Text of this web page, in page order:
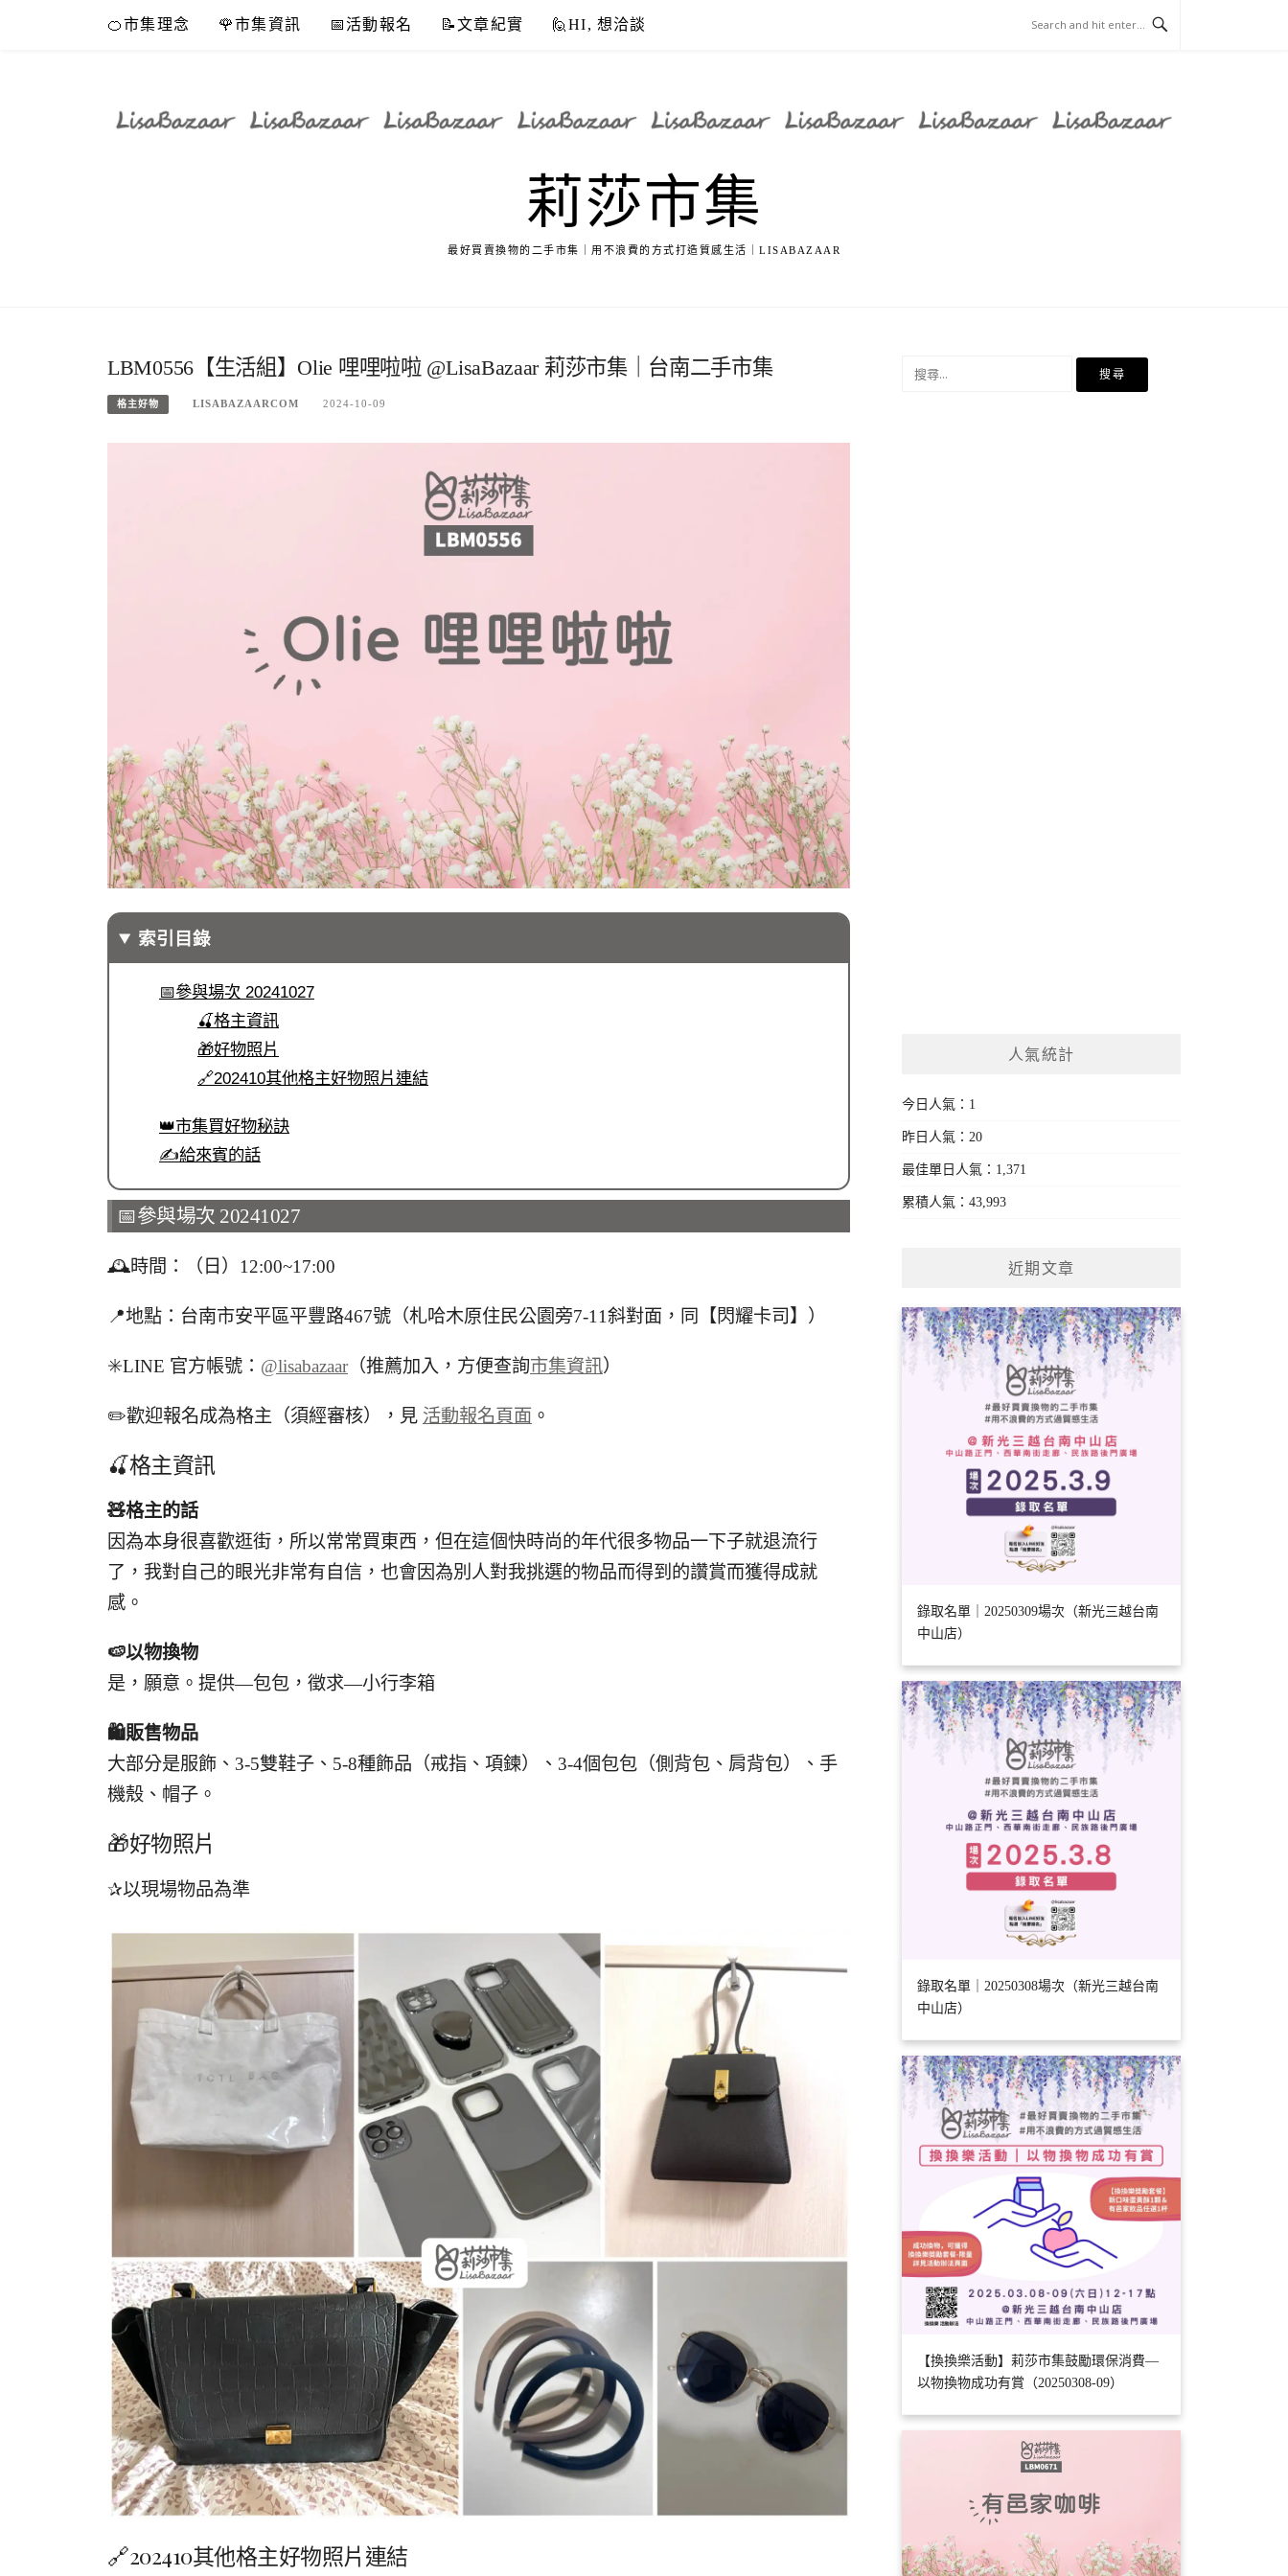
🍊市集理念 🌹市集資訊 📅活動報名 📝文章紀實 🙋HI, 想洽談
莉莎市集
最好買賣換物的二手市集｜用不浪費的方式打造質感生活｜LISABAZAAR
LBM0556【生活組】Olie 哩哩啦啦 @LisaBazaar 莉莎市集｜台南二手市集
格主好物 LISABAZAARCOM 2024-10-09
索引目錄
📅參與場次 20241027
🍒格主資訊
🎁好物照片
🔗202410其他格主好物照片連結
👑市集買好物秘訣
✍️給來賓的話
📅參與場次 20241027
🕰️時間：（日）12:00~17:00
📍地點：台南市安平區平豐路467號（札哈木原住民公園旁7-11斜對面，同【閃耀卡司】）
✳️LINE 官方帳號： @lisabazaar（推薦加入，方便查詢市集資訊）
✏️歡迎報名成為格主（須經審核），見 活動報名頁面 。
🍒格主資訊
🧸格主的話
因為本身很喜歡逛街，所以常常買東西，但在這個快時尚的年代很多物品一下子就退流行
了，我對自己的眼光非常有自信，也會因為別人對我挑選的物品而得到的讚賞而獲得成就
感。
🍉以物換物
是，願意。提供—包包，徵求—小行李箱
🛍️販售物品
大部分是服飾、3-5雙鞋子、5-8種飾品（戒指、項鍊）、3-4個包包（側背包、肩背包）、手
機殼、帽子。
🎁好物照片
✰以現場物品為準
🔗202410其他格主好物照片連結
人氣統計
今日人氣：1
昨日人氣：20
最佳單日人氣：1,371
累積人氣：43,993
近期文章
錄取名單｜20250309場次（新光三越台南
中山店）
錄取名單｜20250308場次（新光三越台南
中山店）
【換換樂活動】莉莎市集鼓勵環保消費—
以物換物成功有賞（20250308-09）